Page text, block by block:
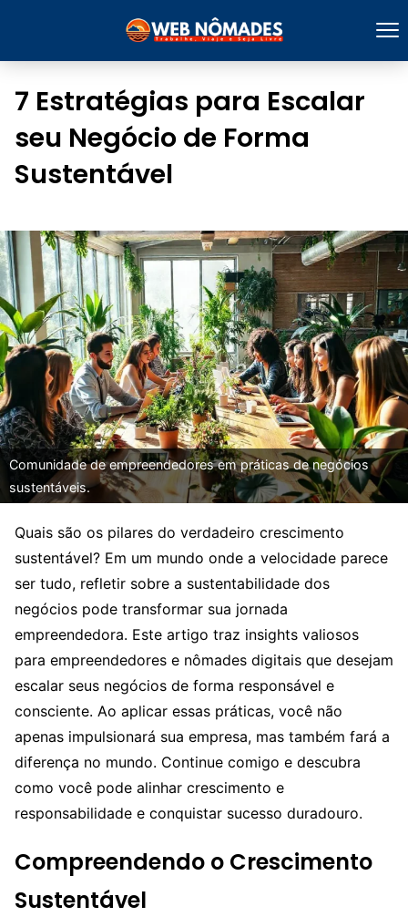
7 Estratégias para Escalar
seu Negócio de Forma
Sustentável
Comunidade de empreendedores em práticas de negócios
sustentáveis.
Quais são os pilares do verdadeiro crescimento
sustentável? Em um mundo onde a velocidade parece
ser tudo, refletir sobre a sustentabilidade dos
negócios pode transformar sua jornada
empreendedora. Este artigo traz insights valiosos
para empreendedores e nômades digitais que desejam
escalar seus negócios de forma responsável e
consciente. Ao aplicar essas práticas, você não
apenas impulsionará sua empresa, mas também fará a
diferença no mundo. Continue comigo e descubra
como você pode alinhar crescimento e
responsabilidade e conquistar sucesso duradouro.
Compreendendo o Crescimento
Sustentável